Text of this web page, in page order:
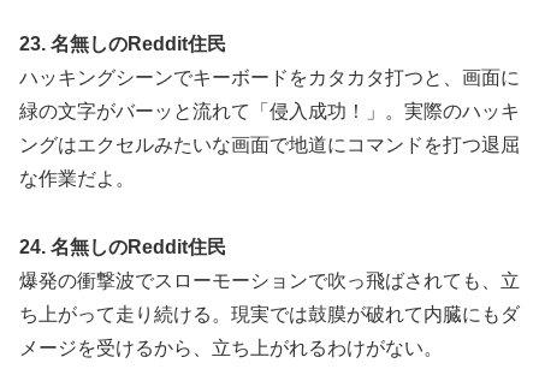
23. 名無しのReddit住民
ハッキングシーンでキーボードをカタカタ打つと、画面に
緑の文字がバーッと流れて「侵入成功！」。実際のハッキ
ングはエクセルみたいな画面で地道にコマンドを打つ退屈
な作業だよ。
24. 名無しのReddit住民
爆発の衝撃波でスローモーションで吹っ飛ばされても、立
ち上がって走り続ける。現実では鼓膜が破れて内臓にもダ
メージを受けるから、立ち上がれるわけがない。